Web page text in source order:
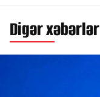
Digər xəbərlər